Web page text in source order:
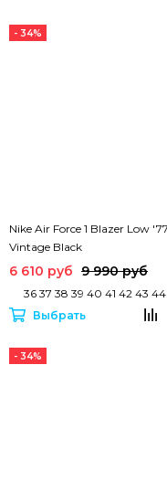
- 34%
Nike Air Force 1 Blazer Low '77
Vintage Black
6 610 руб 9 990 руб
36 37 38 39 40 41 42 43
Выбрать
- 34%